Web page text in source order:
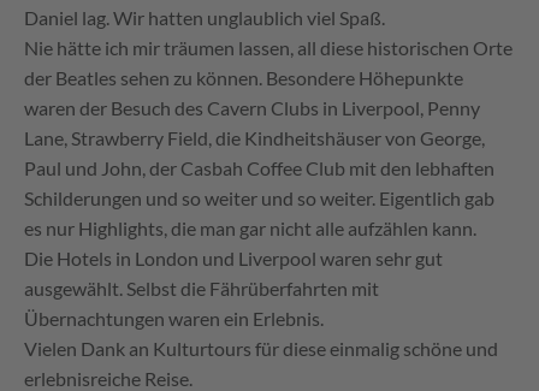
Daniel lag. Wir hatten unglaublich viel Spaß.
Nie hätte ich mir träumen lassen, all diese historischen Orte
der Beatles sehen zu können. Besondere Höhepunkte
waren der Besuch des Cavern Clubs in Liverpool, Penny
Lane, Strawberry Field, die Kindheitshäuser von George,
Paul und John, der Casbah Coffee Club mit den lebhaften
Schilderungen und so weiter und so weiter. Eigentlich gab
es nur Highlights, die man gar nicht alle aufzählen kann.
Die Hotels in London und Liverpool waren sehr gut
ausgewählt. Selbst die Fährüberfahrten mit
Übernachtungen waren ein Erlebnis.
Vielen Dank an Kulturtours für diese einmalig schöne und
erlebnisreiche Reise.